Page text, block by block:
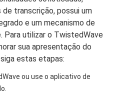
transcrição, possui um
e um mecanismo de
utilizar o TwistedWave
sua apresentação do
estas etapas:
ou use o aplicativo de